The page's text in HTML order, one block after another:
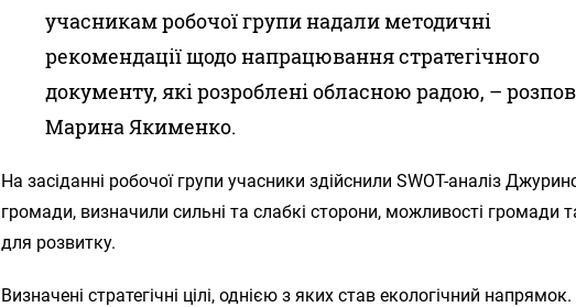
учасникам робочої групи надали методичні
рекомендації щодо напрацювання стратегічного
документу, які розроблені обласною радою, –
Марина Якименко.
На засіданні робочої групи учасники здійснили SWOT-аналіз
громади, визначили сильні та слабкі сторони, можливості громади
для розвитку.
Визначені стратегічні цілі, однією з яких став екологічний напрямок.